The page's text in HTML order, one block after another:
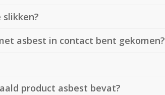
asbest in contact bent gekomen?
product asbest bevat?